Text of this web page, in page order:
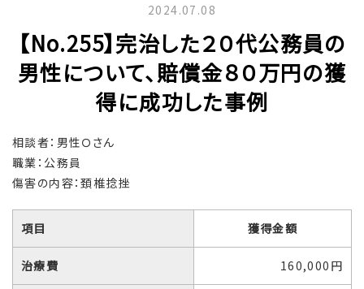
2024.07.08
【No.255】完治した２０代公務員の
男性について、賠償金８０万円の獲
得に成功した事例
相談者：男性Ｏさん
職業：公務員
傷害の内容：頚椎捻挫
項目 獲得金額
治療費 160,000円